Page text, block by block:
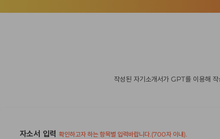
작성된 자기소개서가 GPT를 이용해
자소서 입력 확인하고자 하는 항목별 입력바랍니다.(700자 이내).